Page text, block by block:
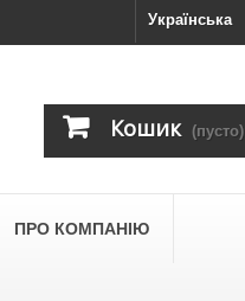
Українська
Кошик (пусто)
ПРО КОМПАНІЮ